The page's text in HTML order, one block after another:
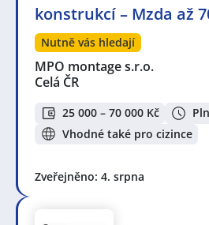
konstrukcí – Mzda až
Nutně vás hledají
MPO montage s.r.o.
Celá ČR
25 000 – 70 000 Kč
Vhodné také pro cizince
Zveřejněno: 4. srpna